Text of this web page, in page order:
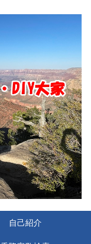
自己紹介